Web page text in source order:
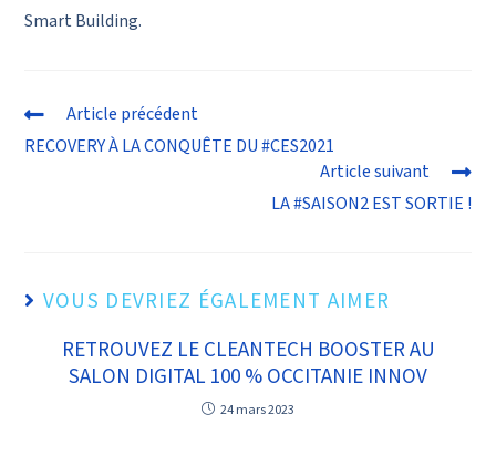
Smart Building.
Article précédent
RECOVERY À LA CONQUÊTE DU #CES2021
Article suivant
LA #SAISON2 EST SORTIE !
VOUS DEVRIEZ ÉGALEMENT AIMER
RETROUVEZ LE CLEANTECH BOOSTER AU
SALON DIGITAL 100 % OCCITANIE INNOV
24 mars 2023